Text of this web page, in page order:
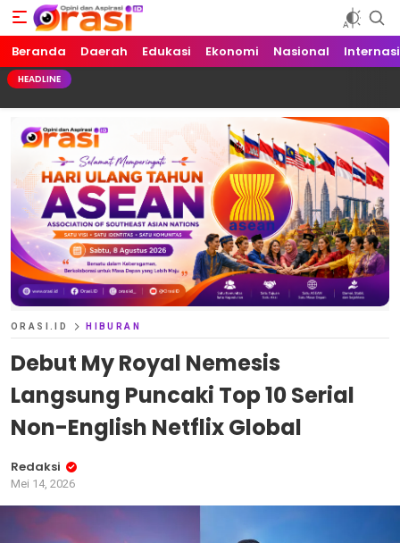
Orasi.ID
Opini dan Aspirasi!
Beranda Daerah Edukasi Ekonomi Nasional
HEADLINE
ORASI.ID HIBURAN
Debut My Royal Nemesis
Langsung Puncaki Top 10 Serial
Non-English Netflix Global
Redaksi
Mei 14, 2026